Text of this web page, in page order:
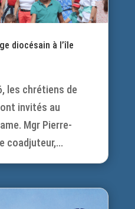
diocésain à l’île
les chrétiens de
invités au
Mgr Pierre-
coadjuteur,...